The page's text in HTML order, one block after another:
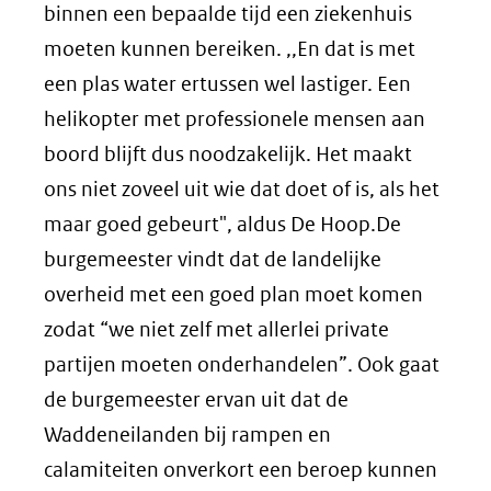
binnen een bepaalde tijd een ziekenhuis
moeten kunnen bereiken. ,,En dat is met
een plas water ertussen wel lastiger. Een
helikopter met professionele mensen aan
boord blijft dus noodzakelijk. Het maakt
ons niet zoveel uit wie dat doet of is, als het
maar goed gebeurt", aldus De Hoop.De
burgemeester vindt dat de landelijke
overheid met een goed plan moet komen
zodat “we niet zelf met allerlei private
partijen moeten onderhandelen”. Ook gaat
de burgemeester ervan uit dat de
Waddeneilanden bij rampen en
calamiteiten onverkort een beroep kunnen